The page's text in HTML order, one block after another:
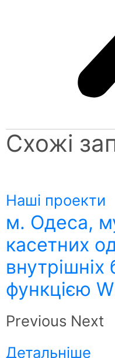
Схожі
Наші проекти
м. Одеса,
касетних
внутрішніх
функцією
Previous Next
Детальніше